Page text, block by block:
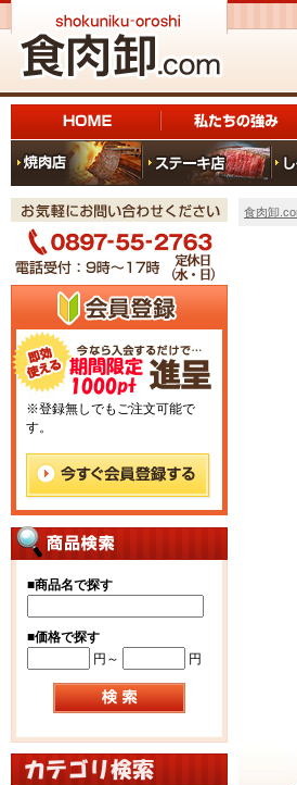
※登録無しでもご注文可能で
す。
■商品名で探す
■価格で探す
円～
円
食肉卸